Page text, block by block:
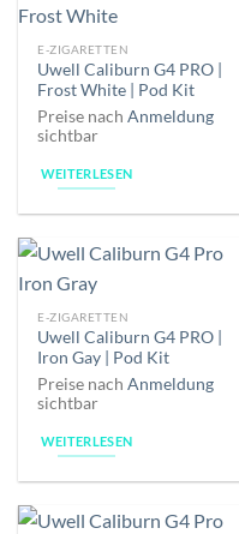
E-ZIGARETTEN
Uwell Caliburn G4 PRO |
Frost White | Pod Kit
Preise nachAnmeldung
sichtbar
WEITERLESEN
E-ZIGARETTEN
Uwell Caliburn G4 PRO |
Iron Gay | Pod Kit
Preise nachAnmeldung
sichtbar
WEITERLESEN